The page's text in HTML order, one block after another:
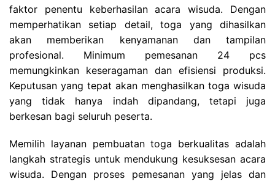
faktor penentu keberhasilan acara wisuda. Dengan
memperhatikan setiap detail, toga yang dihasilkan
akan memberikan kenyamanan dan tampilan
profesional. Minimum pemesanan 24 pcs
memungkinkan keseragaman dan efisiensi produksi.
Keputusan yang tepat akan menghasilkan toga wisuda
yang tidak hanya indah dipandang, tetapi juga
berkesan bagi seluruh peserta.
Memilih layanan pembuatan toga berkualitas adalah
langkah strategis untuk mendukung kesuksesan acara
wisuda. Dengan proses pemesanan yang jelas dan